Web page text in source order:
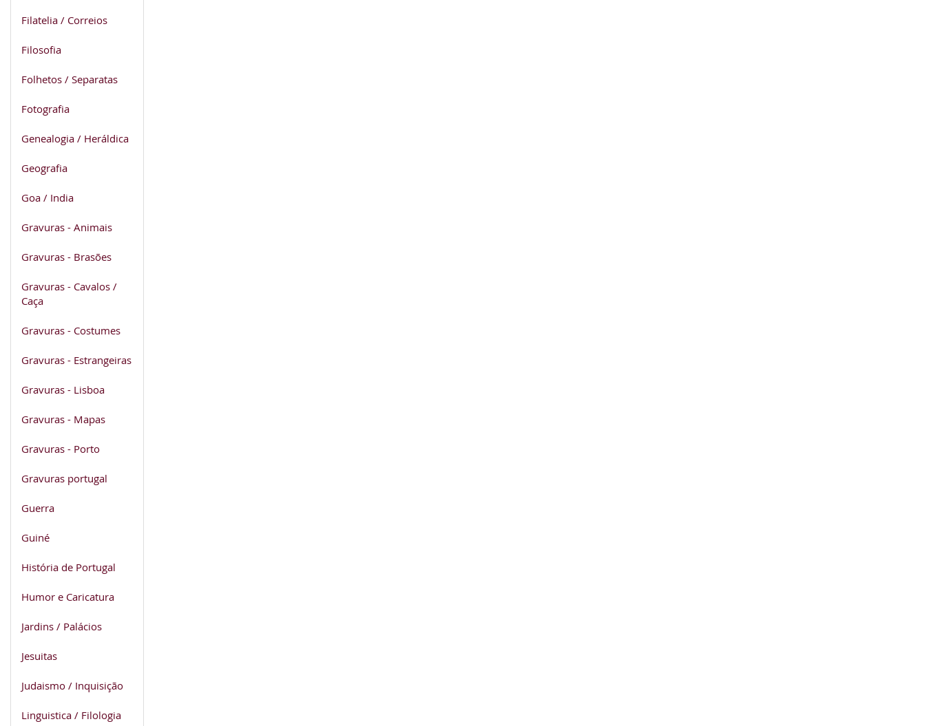
Filatelia / Correios
Filosofia
Folhetos / Separatas
Fotografia
Genealogia / Heráldica
Geografia
Goa / India
Gravuras - Animais
Gravuras - Brasões
Gravuras - Cavalos /
Caça
Gravuras - Costumes
Gravuras - Estrangeiras
Gravuras - Lisboa
Gravuras - Mapas
Gravuras - Porto
Gravuras portugal
Guerra
Guiné
História de Portugal
Humor e Caricatura
Jardins / Palácios
Jesuitas
Judaismo / Inquisição
Linguistica / Filologia